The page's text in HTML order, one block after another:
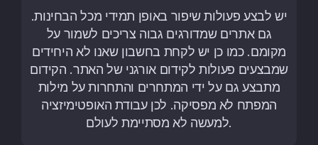
יש לבצע פעולות שיפור באופן תמידי מכל הבחינות.
גם אתרים שמדורגים גבוה צריכים לשמור על
מקומם. כמו כן יש לקחת בחשבון שאנו לא היחידים
שמבצעים פעולות לקידום אורגני של האתר. הקידום
מתבצע גם על ידי המתחרים והתחרות על מילות
המפתח לא מפסיקה. לכן עבודת האופטימיזציה
למעשה לא מסתיימת לעולם.